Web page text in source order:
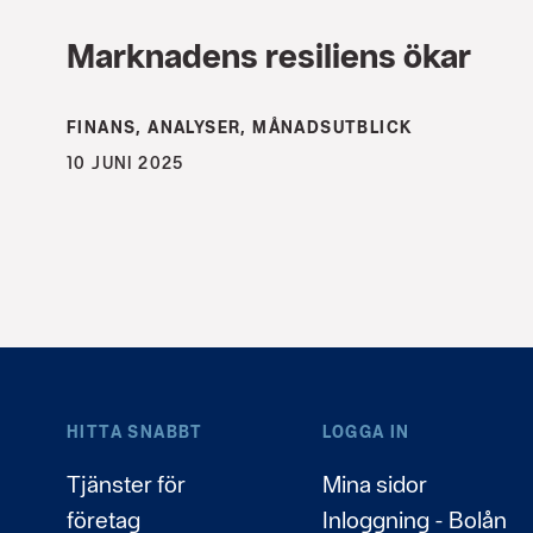
Marknadens resiliens ökar
FINANS, ANALYSER, MÅNADSUTBLICK
10 JUNI 2025
HITTA SNABBT
Tjänster för
företag
LOGGA IN
Mina sidor
Inloggning - Bolån